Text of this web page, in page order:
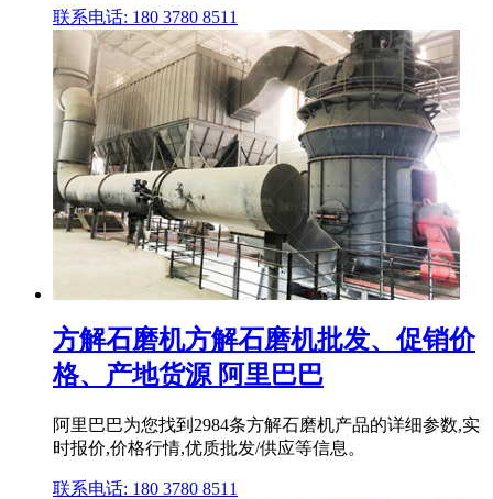
联系电话: 180 3780 8511
方解石磨机方解石磨机批发、促销价
格、产地货源 阿里巴巴
阿里巴巴为您找到2984条方解石磨机产品的详细参数,实
时报价,价格行情,优质批发/供应等信息。
联系电话: 180 3780 8511